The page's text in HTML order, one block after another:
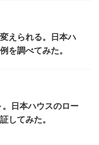
えられる。日本ハ
を調べてみた。
日本ハウスのロー
してみた。